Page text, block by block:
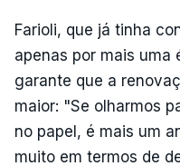
Farioli, que já tinha
apenas por mais uma
garante que a
maior: "Se olharmos
no papel, é mais um
muito em termos de